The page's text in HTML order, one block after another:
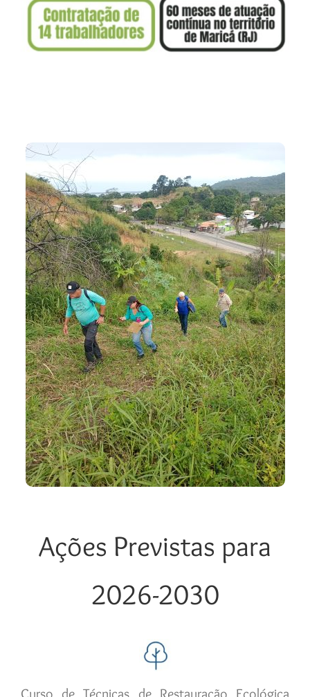
Ações Previstas para
2026-2030
Curso de Técnicas de Restauração Ecológica